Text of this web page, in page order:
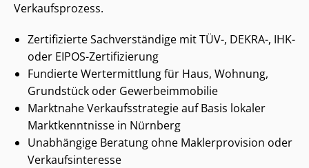
Verkaufsprozess.
Zertifizierte Sachverständige mit TÜV-, DEKRA-, IHK-
oder EIPOS-Zertifizierung
Fundierte Wertermittlung für Haus, Wohnung,
Grundstück oder Ge­wer­be­im­mo­bi­lie
Marktnahe Ver­kaufs­stra­te­gie auf Basis lokaler
Marktkenntnisse in Nürnberg
Unabhängige Beratung ohne Maklerprovision oder
Ver­kaufs­in­ter­es­se